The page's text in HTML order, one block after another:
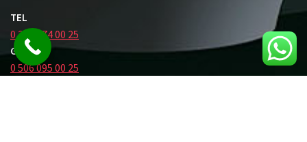
TEL
0 212 474 00 25
GSM
0 506 095 00 25